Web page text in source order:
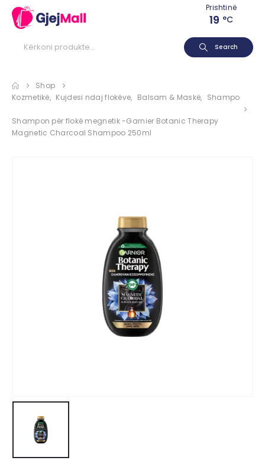
Prishtinë
19 °C
Search
Shop
Kozmetikë, Kujdesi ndaj flokëve, Balsam & Maskë, Shampo
Shampon për flokë megnetik -Garnier Botanic Therapy
Magnetic Charcoal Shampoo 250ml